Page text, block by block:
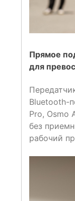
Прямое
для
Bluetooth-
Pro, Osmo
без
рабочий